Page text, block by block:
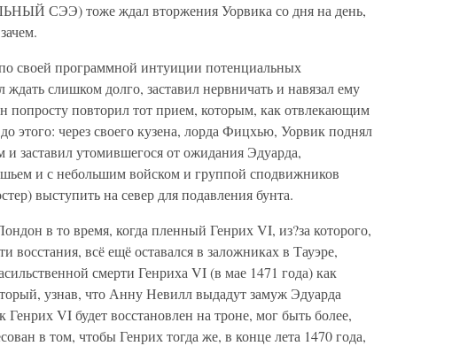
СЭЭ) тоже ждал вторжения Уорвика со дня на день,
своей программной интуиции потенциальных
слишком долго, заставил нервничать и навязал ему
попросту повторил тот прием, которым, как отвлекающим
этого: через своего кузена, лорда Фицхью, Уорвик поднял
заставил утомившегося от ожидания Эдуарда,
и с небольшим войском и группой сподвижников
выступить на север для подавления бунта.
в то время, когда пленный Генрих VI, из?за которого,
восстания, всё ещё оставался в заложниках в Тауэре,
смерти Генриха VI (в мае 1471 года) как
узнав, что Анну Невилл выдадут замуж Эдуарда
Генрих VI будет восстановлен на троне, мог быть более,
в том, чтобы Генрих тогда же, в конце лета 1470 года,